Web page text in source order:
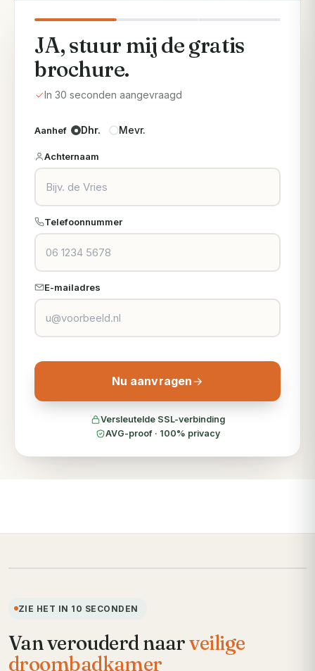
JA, stuur mij de gratis
brochure.
In 30 seconden aangevraagd
Aanhef Dhr. Mevr.
Achternaam
Telefoonnummer
E-mailadres
Nu aanvragen
Versleutelde SSL-verbinding
AVG-proof · 100% privacy
ZIE HET IN 10 SECONDEN
Van verouderd naarveilige
droombadkamer